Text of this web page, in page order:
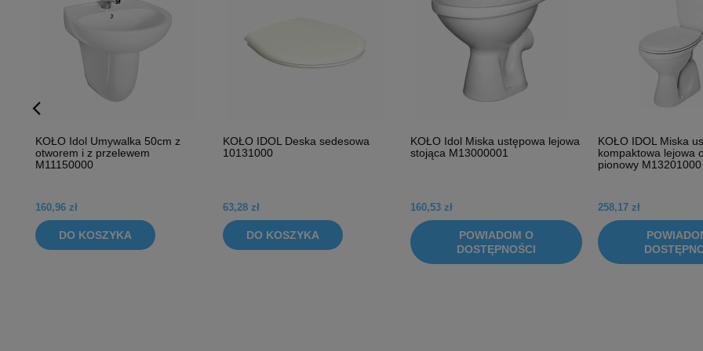
KOŁO Idol Umywalka 50cm z
otworem i z przelewem
M11150000
160,96 zł
DO KOSZYKA
KOŁO IDOL Deska sedesowa
10131000
63,28 zł
DO KOSZYKA
KOŁO Idol Miska ustępowa lejowa
stojąca M13000001
160,53 zł
POWIADOM O
DOSTĘPNOŚCI
KOŁO IDOL Miska
kompaktowa lejowa
pionowy M13201000
258,17 zł